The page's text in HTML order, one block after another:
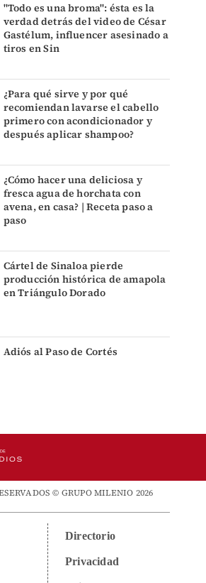
"Todo es una broma": ésta es la
verdad detrás del video de César
Gastélum, influencer asesinado a
tiros en Sin
¿Para qué sirve y por qué
recomiendan lavarse el cabello
primero con acondicionador y
después aplicar shampoo?
¿Cómo hacer una deliciosa y
fresca agua de horchata con
avena, en casa? | Receta paso a
paso
Cártel de Sinaloa pierde
producción histórica de amapola
en Triángulo Dorado
Adiós al Paso de Cortés
© GRUPO MILENIO 2026
Directorio
Privacidad